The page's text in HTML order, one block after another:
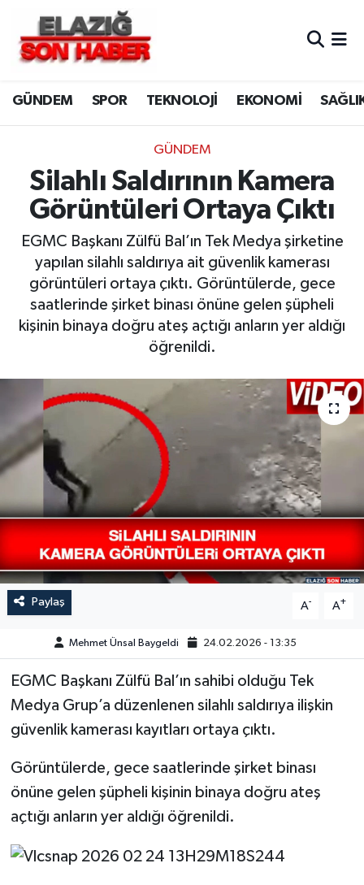
GÜNDEM SPOR TEKNOLOJİ EKONOMİ
GÜNDEM
Silahlı Saldırının Kamera
Görüntüleri Ortaya Çıktı
EGMC Başkanı Zülfü Bal’ın Tek Medya şirketine
yapılan silahlı saldırıya ait güvenlik kamerası
görüntüleri ortaya çıktı. Görüntülerde, gece
saatlerinde şirket binası önüne gelen şüpheli
kişinin binaya doğru ateş açtığı anların yer aldığı
öğrenildi.
Paylaş A- A+
Mehmet Ünsal Baygeldi 24.02.2026 - 13:35
EGMC Başkanı Zülfü Bal’ın sahibi olduğu Tek
Medya Grup’a düzenlenen silahlı saldırıya ilişkin
güvenlik kamerası kayıtları ortaya çıktı.
Görüntülerde, gece saatlerinde şirket binası
önüne gelen şüpheli kişinin binaya doğru ateş
açtığı anların yer aldığı öğrenildi.
CANLI YAYIN
ASAYİŞ
BİLİM VE TEKNOLOJİ
DÜNYA
EKONOMİ
ELAZIĞ
GÜNDEM
HABERDE İNSAN
KÜLTÜR-SANAT
MAGAZİN
MEDYA
ÖZEL HABER
POLİTİKA
SAĞLIK
SİYASET
SPOR
TEKNOLOJİ
YAŞAM
Merkez Hava Durumu
Merkez Trafik Yoğunluk Haritası
Süper Lig Puan Durumu ve Fikstür
Tüm Manşetler
Haber Arşivi